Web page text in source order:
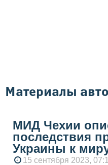
Вы здесь
Материалы
МИД Чехии
последствия
Украины к
15 сентября 2023,